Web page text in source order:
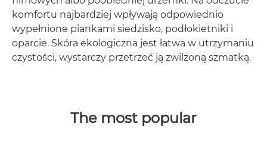
komfortu najbardziej wpływają odpowiednio
wypełnione piankami siedzisko, podłokietniki i
oparcie. Skóra ekologiczna jest łatwa w utrzymaniu
czystości, wystarczy przetrzeć ją zwilżoną szmatką.
The most popular